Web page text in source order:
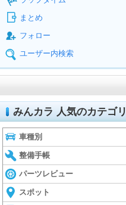
まとめ
フォロー
ユーザー内検索
みんカラ 人気のカテゴリ
車種別
整備手帳
パーツレビュー
スポット